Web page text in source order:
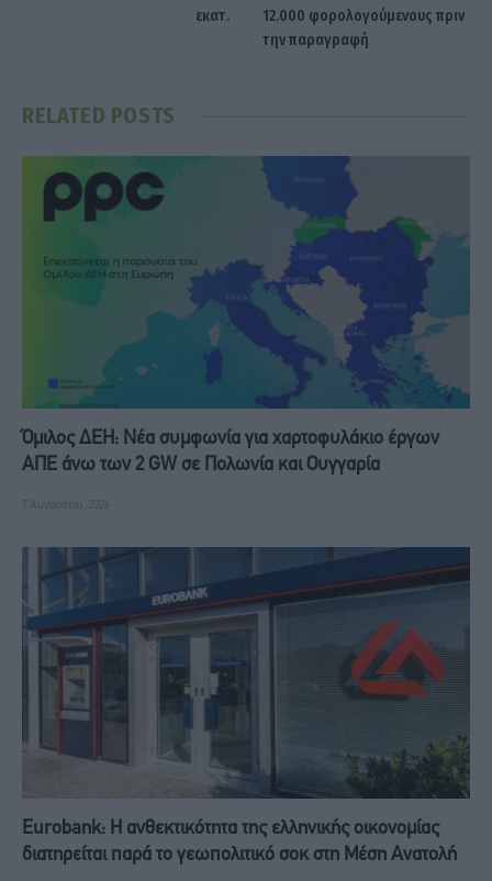
εκατ.
12.000 φορολογούμενους πριν
την παραγραφή
RELATED POSTS
Όμιλος ΔΕΗ: Νέα συμφωνία για χαρτοφυλάκιο έργων
ΑΠΕ άνω των 2 GW σε Πολωνία και Ουγγαρία
7 Αυγούστου, 2026
Eurobank: Η ανθεκτικότητα της ελληνικής οικονομίας
διατηρείται παρά το γεωπολιτικό σοκ στη Μέση Ανατολή